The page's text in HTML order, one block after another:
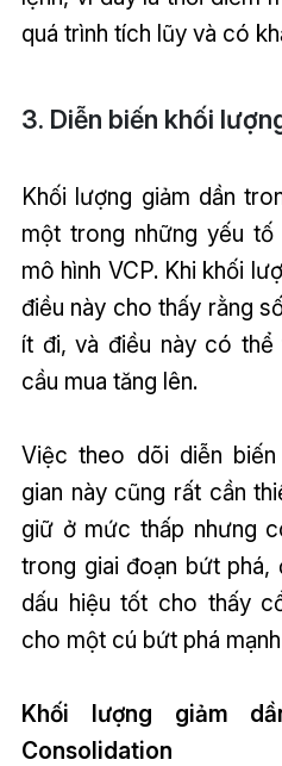
quá trình tích lũy và có
3. Diễn biến khối
Khối lượng giảm dần
một trong những yếu
mô hình VCP. Khi khối
điều này cho thấy rằng
ít đi, và điều này có
cầu mua tăng lên.
Việc theo dõi diễn
gian này cũng rất cần
giữ ở mức thấp nhưng
trong giai đoạn bứt
dấu hiệu tốt cho thấy
cho một cú bứt phá
Khối lượng giảm
Consolidation